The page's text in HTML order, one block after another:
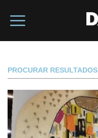
PROCURAR RESULTADOS